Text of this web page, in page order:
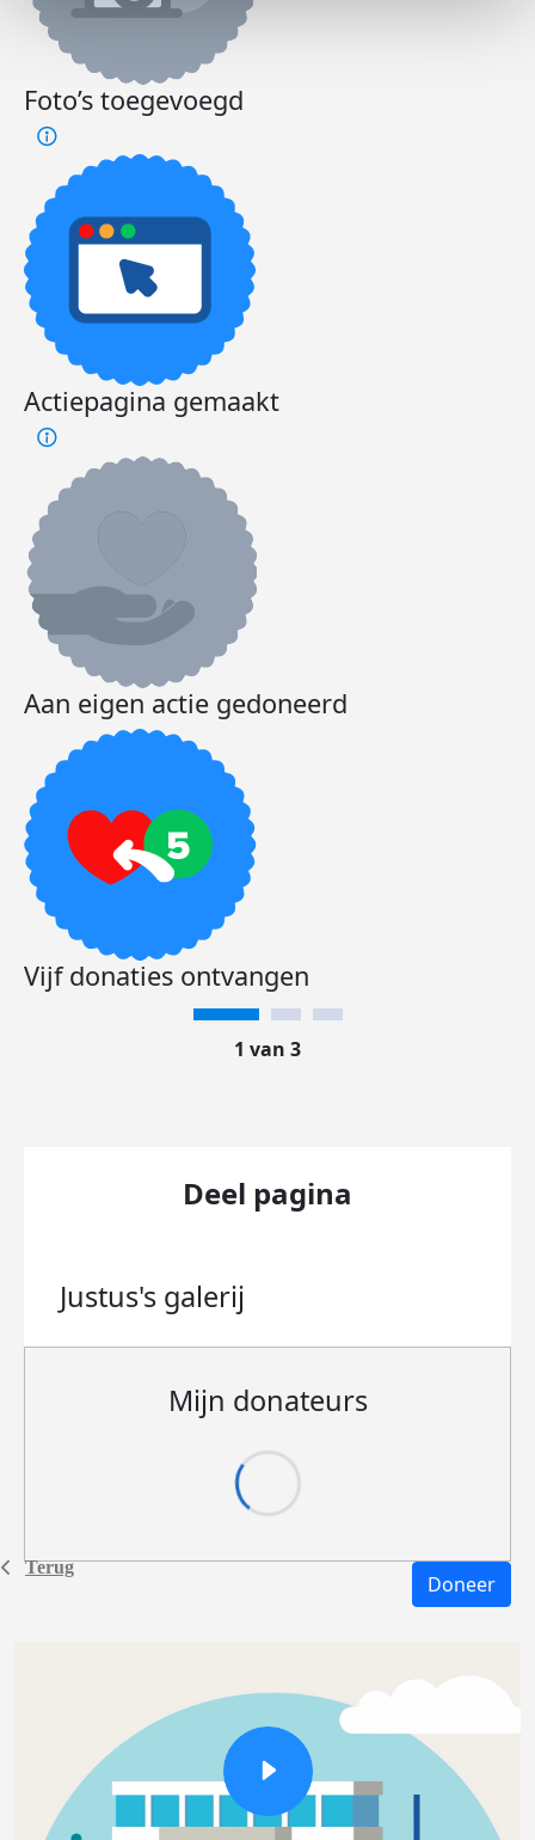
Terug
Foto’s toegevoegd
Actiepagina gemaakt
Aan eigen actie gedoneerd
Vijf donaties ontvangen
1 van 3
Deel pagina
Justus's galerij
Mijn donateurs
Doneer